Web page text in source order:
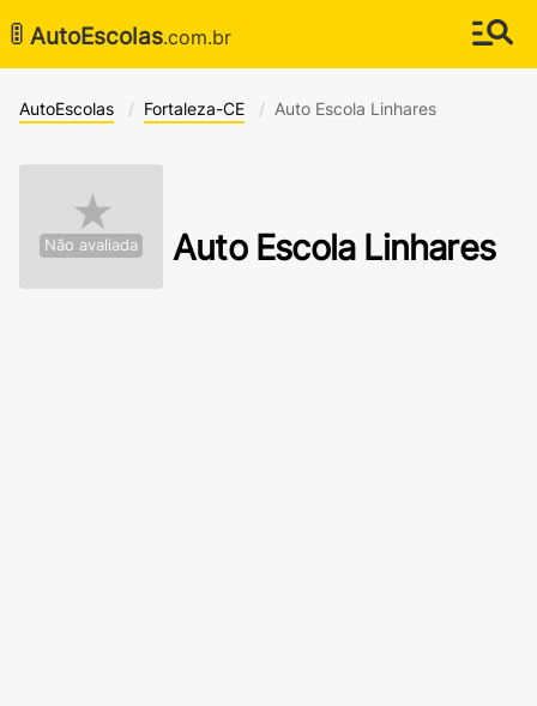
🚦 AutoEscolas.com.br
AutoEscolas Fortaleza-CE Auto Escola Linhares
★
Não avaliada Auto Escola Linhares